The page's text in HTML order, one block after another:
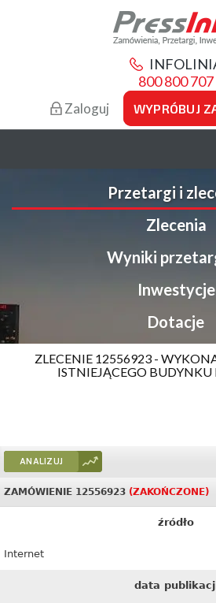
800 800 707
Zaloguj WYPRÓBUJ
Przetargi i
Zlecenia
Wyniki
Inwestycje
Dotacje
ZLECENIE 12556923 -
ISTNIEJĄCEGO BUDYNKU
ANALIZUJ
ZAMÓWIENIE 12556923 (ZAKOŃCZONE)
źródło
Internet
data